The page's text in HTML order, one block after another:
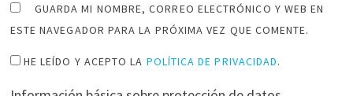
GUARDA MI NOMBRE, CORREO ELECTRÓNICO Y WEB EN
ESTE NAVEGADOR PARA LA PRÓXIMA VEZ QUE COMENTE.
HE LEÍDO Y ACEPTO LA POLÍTICA DE PRIVACIDAD.